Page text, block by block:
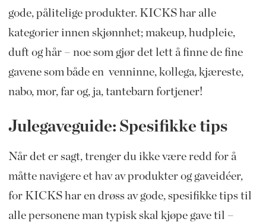
gode, pålitelige produkter. KICKS har alle
kategorier innen skjønnhet; makeup, hudpleie,
duft og hår – noe som gjør det lett å finne de fine
gavene som både en venninne, kollega, kjæreste,
nabo, mor, far og, ja, tantebarn fortjener!
Julegaveguide: Spesifikke tips
Når det er sagt, trenger du ikke være redd for å
måtte navigere et hav av produkter og gaveidéer,
for KICKS har en drøss av gode, spesifikke tips til
alle personene man typisk skal kjøpe gave til –